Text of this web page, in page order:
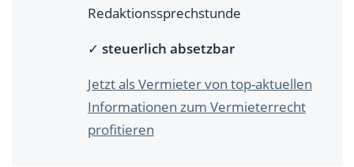
Redaktionssprechstunde
✓ steuerlich absetzbar
Jetzt als Vermieter von top-aktuellen
Informationen zum Vermieterrecht
profitieren